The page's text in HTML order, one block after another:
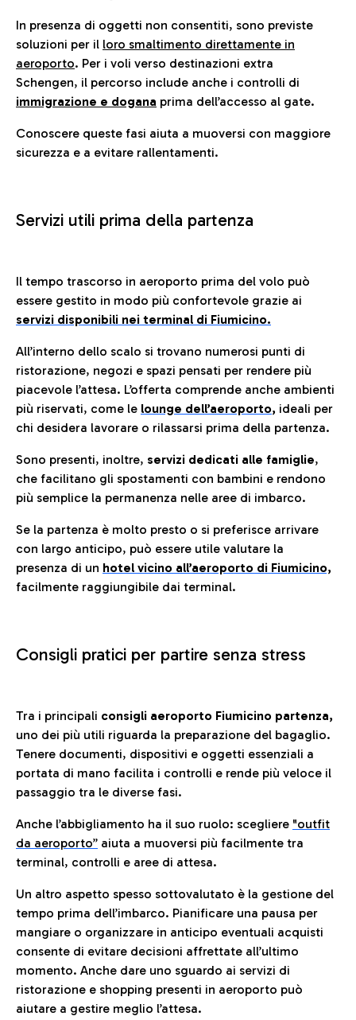
In presenza di oggetti non consentiti, sono previste
soluzioni per il loro smaltimento direttamente in
aeroporto. Per i voli verso destinazioni extra
Schengen, il percorso include anche i controlli di
immigrazione e dogana prima dell’accesso al gate.
Conoscere queste fasi aiuta a muoversi con maggiore
sicurezza e a evitare rallentamenti.
Servizi utili prima della partenza
Il tempo trascorso in aeroporto prima del volo può
essere gestito in modo più confortevole grazie ai
servizi disponibili nei terminal di Fiumicino.
All’interno dello scalo si trovano numerosi punti di
ristorazione, negozi e spazi pensati per rendere più
piacevole l’attesa. L’offerta comprende anche ambienti
più riservati, come le lounge dell’aeroporto, ideali per
chi desidera lavorare o rilassarsi prima della partenza.
Sono presenti, inoltre, servizi dedicati alle famiglie,
che facilitano gli spostamenti con bambini e rendono
più semplice la permanenza nelle aree di imbarco.
Se la partenza è molto presto o si preferisce arrivare
con largo anticipo, può essere utile valutare la
presenza di un hotel vicino all’aeroporto di Fiumicino,
facilmente raggiungibile dai terminal.
Consigli pratici per partire senza stress
Tra i principali consigli aeroporto Fiumicino partenza,
uno dei più utili riguarda la preparazione del bagaglio.
Tenere documenti, dispositivi e oggetti essenziali a
portata di mano facilita i controlli e rende più veloce il
passaggio tra le diverse fasi.
Anche l’abbigliamento ha il suo ruolo: scegliere "outfit
da aeroporto” aiuta a muoversi più facilmente tra
terminal, controlli e aree di attesa.
Un altro aspetto spesso sottovalutato è la gestione del
tempo prima dell’imbarco. Pianificare una pausa per
mangiare o organizzare in anticipo eventuali acquisti
consente di evitare decisioni affrettate all’ultimo
momento. Anche dare uno sguardo ai servizi di
ristorazione e shopping presenti in aeroporto può
aiutare a gestire meglio l’attesa.